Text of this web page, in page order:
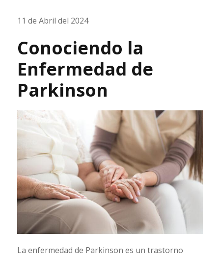
11 de Abril del 2024
Conociendo la
Enfermedad de
Parkinson
La enfermedad de Parkinson es un trastorno